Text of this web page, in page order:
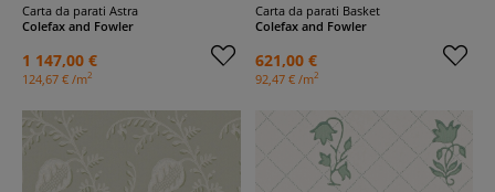
Carta da parati Astra
Colefax and Fowler
1 147,00 €
124,67 € /m2
Carta da parati Basket
Colefax and Fowler
621,00 €
92,47 € /m2